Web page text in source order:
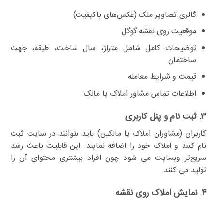
گالری تصاویر ملک (عکس‌های باکیفیت)
موقعیت روی نقشه گوگل
توضیحات کامل شامل متراژ، سال ساخت، طبقه، جهت
ساختمان
قیمت و شرایط معامله
اطلاعات تماس مشاور املاک یا مالک
۳. ثبت نام و پنل کاربری
کاربران (مشاوران املاک یا مالکین) باید بتوانند در سایت ثبت
نام کنند و املاک خود را اضافه نمایند. این قابلیت باعث رشد
سریع‌تر وبسایت می شود چون افراد بیشتری محتوای آن را
تولید می کنند.
۴. نمایش املاک روی نقشه